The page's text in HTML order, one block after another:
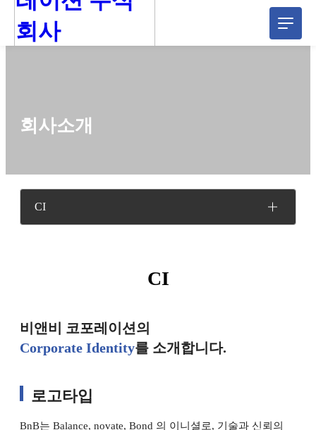
회사소개
CI
CI
비앤비 코포레이션의
Corporate Identity를 소개합니다.
로고타입